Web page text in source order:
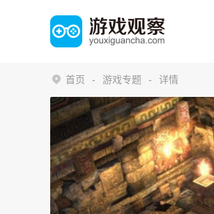
首页 游戏专题 详情